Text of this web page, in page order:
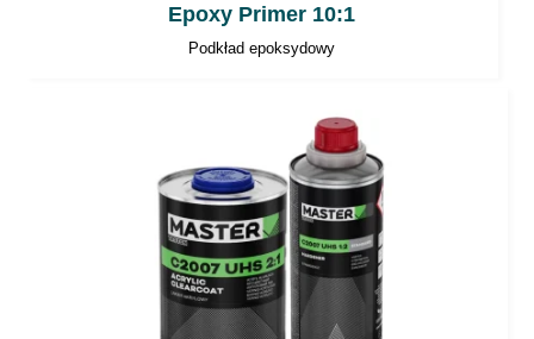
bezpośrednio po aplikacji.
należy zawsze postępować zgodnie z
instrukcjami zawartymi w karcie MSDS
produktu
Epoxy Primer 10:1
Podkład epoksydowy